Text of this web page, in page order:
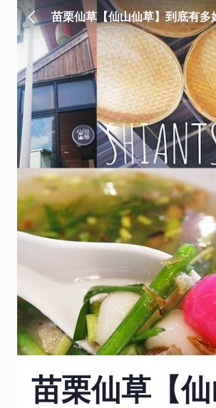
苗栗仙草【仙山仙草】到底有
吃喝玩樂都最高
苗栗仙草【